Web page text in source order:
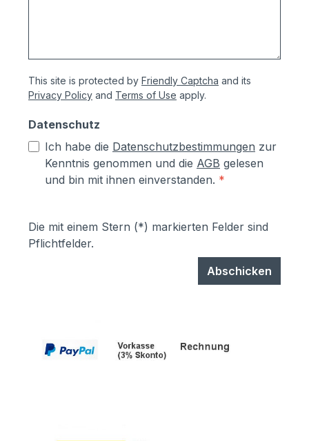
This site is protected by Friendly Captcha and its
Privacy Policy and Terms of Use apply.
Datenschutz
Ich habe die Datenschutzbestimmungen zur
Kenntnis genommen und die AGB gelesen
und bin mit ihnen einverstanden. *
Die mit einem Stern (*) markierten Felder sind
Pflichtfelder.
Abschicken